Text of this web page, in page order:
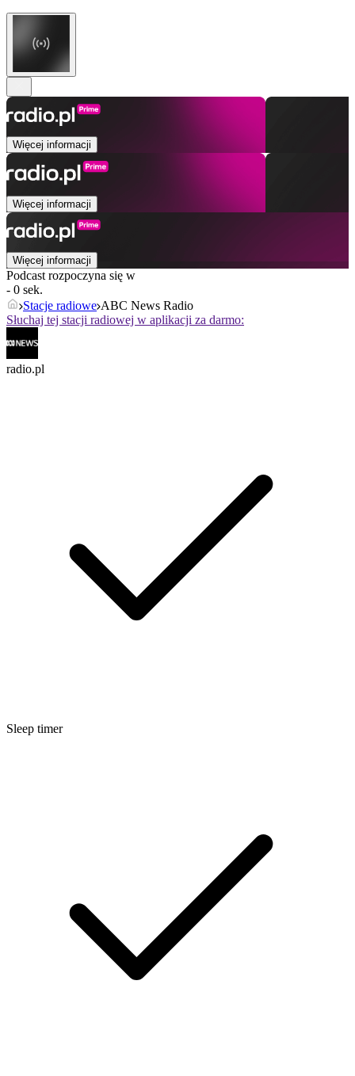
Więcej informacji
Więcej informacji
Więcej informacji
Podcast rozpoczyna się w
- 0 sek.
Stacje radiowe ABC News Radio
Słuchaj tej stacji radiowej w aplikacji za darmo:
radio.pl
Sleep timer